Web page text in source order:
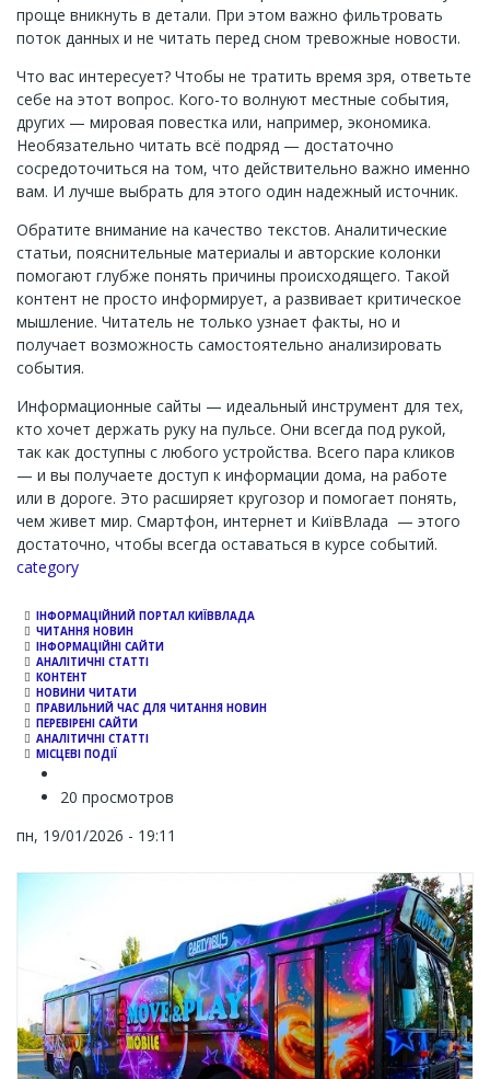
проще вникнуть в детали. При этом важно фильтровать
поток данных и не читать перед сном тревожные новости.
Что вас интересует? Чтобы не тратить время зря, ответьте
себе на этот вопрос. Кого-то волнуют местные события,
других — мировая повестка или, например, экономика.
Необязательно читать всё подряд — достаточно
сосредоточиться на том, что действительно важно именно
вам. И лучше выбрать для этого один надежный источник.
Обратите внимание на качество текстов. Аналитические
статьи, пояснительные материалы и авторские колонки
помогают глубже понять причины происходящего. Такой
контент не просто информирует, а развивает критическое
мышление. Читатель не только узнает факты, но и
получает возможность самостоятельно анализировать
события.
Информационные сайты — идеальный инструмент для тех,
кто хочет держать руку на пульсе. Они всегда под рукой,
так как доступны с любого устройства. Всего пара кликов
— и вы получаете доступ к информации дома, на работе
или в дороге. Это расширяет кругозор и помогает понять,
чем живет мир. Смартфон, интернет и КиївВлада — этого
достаточно, чтобы всегда оставаться в курсе событий.
Channel
category
ІНФОРМАЦІЙНИЙ ПОРТАЛ КИЇВВЛАДА
ЧИТАННЯ НОВИН
ІНФОРМАЦІЙНІ САЙТИ
АНАЛІТИЧНІ СТАТТІ
КОНТЕНТ
НОВИНИ ЧИТАТИ
ПРАВИЛЬНИЙ ЧАС ДЛЯ ЧИТАННЯ НОВИН
ПЕРЕВІРЕНІ САЙТИ
АНАЛІТИЧНІ СТАТТІ
МІСЦЕВІ ПОДІЇ
20 просмотров
пн, 19/01/2026 - 19:11